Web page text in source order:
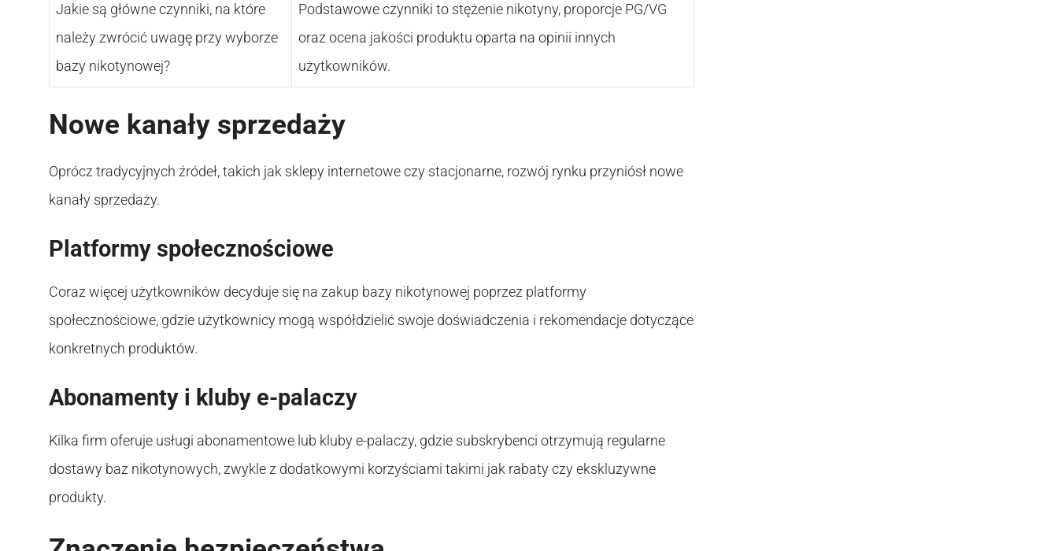
Jakie są główne czynniki, na które
należy zwrócić uwagę przy wyborze
bazy nikotynowej?
Podstawowe czynniki to stężenie nikotyny, proporcje PG/VG
oraz ocena jakości produktu oparta na opinii innych
użytkowników.
Nowe kanały sprzedaży
Oprócz tradycyjnych źródeł, takich jak sklepy internetowe czy stacjonarne, rozwój rynku przyniósł nowe
kanały sprzedaży.
Platformy społecznościowe
Coraz więcej użytkowników decyduje się na zakup bazy nikotynowej poprzez platformy
społecznościowe, gdzie użytkownicy mogą współdzielić swoje doświadczenia i rekomendacje dotyczące
konkretnych produktów.
Abonamenty i kluby e-palaczy
Kilka firm oferuje usługi abonamentowe lub kluby e-palaczy, gdzie subskrybenci otrzymują regularne
dostawy baz nikotynowych, zwykle z dodatkowymi korzyściami takimi jak rabaty czy ekskluzywne
produkty.